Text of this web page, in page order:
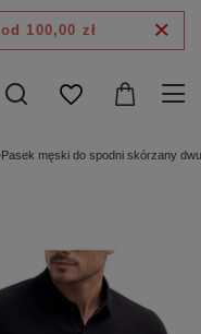
od 100,00 zł
Pasek męski do spodni skórzany